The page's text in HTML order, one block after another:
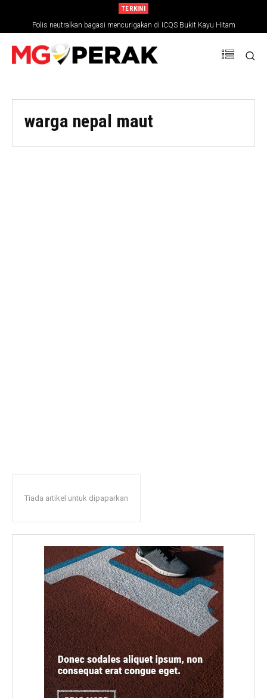
TERKINI
Polis neutralkan bagasi mencurigakan di ICQS Bukit Kayu Hitam
warga nepal maut
Tiada artikel untuk dipaparkan